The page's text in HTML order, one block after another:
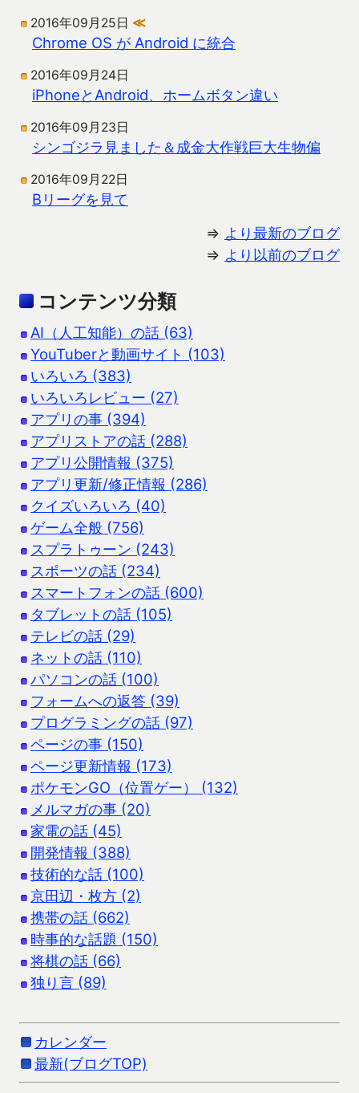
2016年09月25日 ≪
Chrome OS が Android に統合
2016年09月24日
iPhoneとAndroid、ホームボタン違い
2016年09月23日
シンゴジラ見ました＆成金大作戦巨大生物偏
2016年09月22日
Bリーグを見て
⇒ より最新のブログ
⇒ より以前のブログ
コンテンツ分類
AI（人工知能）の話 (63)
YouTuberと動画サイト (103)
いろいろ (383)
いろいろレビュー (27)
アプリの事 (394)
アプリストアの話 (288)
アプリ公開情報 (375)
アプリ更新/修正情報 (286)
クイズいろいろ (40)
ゲーム全般 (756)
スプラトゥーン (243)
スポーツの話 (234)
スマートフォンの話 (600)
タブレットの話 (105)
テレビの話 (29)
ネットの話 (110)
パソコンの話 (100)
フォームへの返答 (39)
プログラミングの話 (97)
ページの事 (150)
ページ更新情報 (173)
ポケモンGO（位置ゲー） (132)
メルマガの事 (20)
家電の話 (45)
開発情報 (388)
技術的な話 (100)
京田辺・枚方 (2)
携帯の話 (662)
時事的な話題 (150)
将棋の話 (66)
独り言 (89)
カレンダー
最新(ブログTOP)